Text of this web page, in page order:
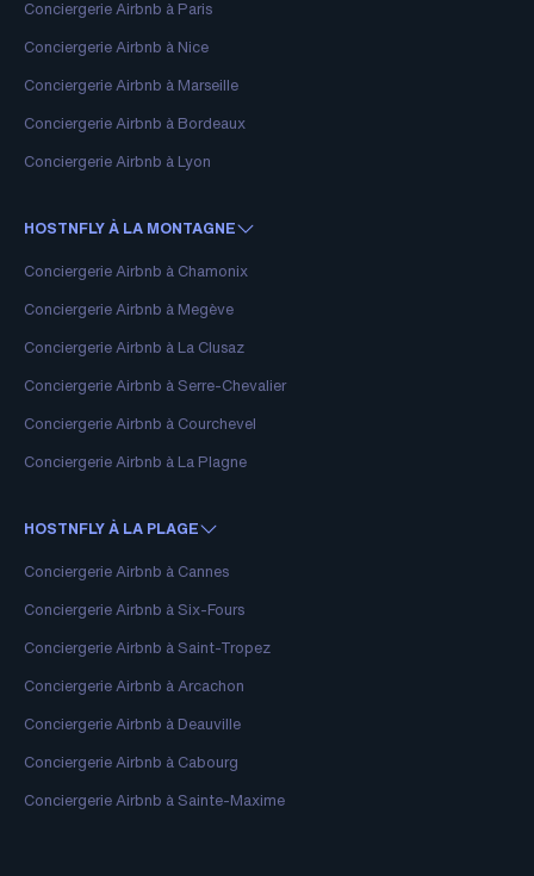
Conciergerie Airbnb à Paris
Conciergerie Airbnb à Nice
Conciergerie Airbnb à Marseille
Conciergerie Airbnb à Bordeaux
Conciergerie Airbnb à Lyon
HOSTNFLY À LA MONTAGNE
Conciergerie Airbnb à Chamonix
Conciergerie Airbnb à Megève
Conciergerie Airbnb à La Clusaz
Conciergerie Airbnb à Serre-Chevalier
Conciergerie Airbnb à Courchevel
Conciergerie Airbnb à La Plagne
HOSTNFLY À LA PLAGE
Conciergerie Airbnb à Cannes
Conciergerie Airbnb à Six-Fours
Conciergerie Airbnb à Saint-Tropez
Conciergerie Airbnb à Arcachon
Conciergerie Airbnb à Deauville
Conciergerie Airbnb à Cabourg
Conciergerie Airbnb à Sainte-Maxime